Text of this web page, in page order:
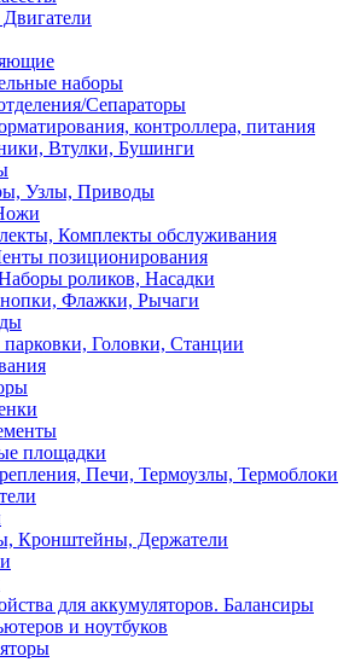
наборы
Сепараторы
контроллера, питания
Втулки, Бушинги
Узлы, Приводы
Комплекты обслуживания
позиционирования
роликов, Насадки
Флажки, Рычаги
Головки, Станции
площадки
Печи, Термоузлы, Термоблоки
Кронштейны, Держатели
для аккумуляторов. Балансиры
и ноутбуков